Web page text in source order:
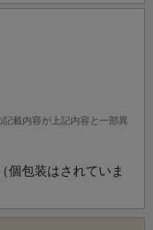
載内容が上記内容と一部異
個包装はされていま